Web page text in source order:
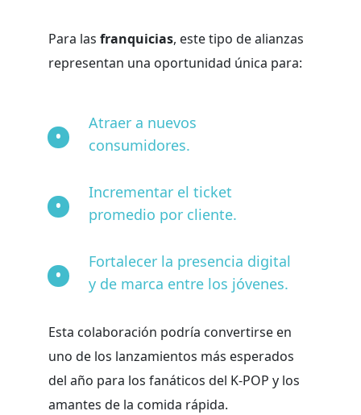
Para las franquicias, este tipo de alianzas
representan una oportunidad única para:
Atraer a nuevos
consumidores.
Incrementar el ticket
promedio por cliente.
Fortalecer la presencia digital
y de marca entre los jóvenes.
Esta colaboración podría convertirse en
uno de los lanzamientos más esperados
del año para los fanáticos del K-POP y los
amantes de la comida rápida.